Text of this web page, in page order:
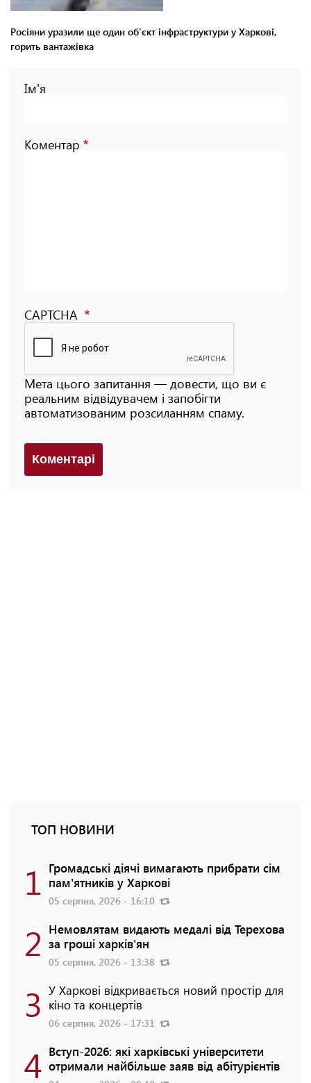
Росіяни уразили ще один об'єкт інфраструктури у Харкові,
горить вантажівка
Ім'я
Коментар
CAPTCHA
Мета цього запитання — довести, що ви є
реальним відвідувачем і запобігти
автоматизованим розсиланням спаму.
Коментарi
ТОП НОВИНИ
1 Громадські діячі вимагають прибрати сім
пам'ятників у Харкові
05 серпня, 2026 - 16:10
2 Немовлятам видають медалі від Терехова
за гроші харків'ян
05 серпня, 2026 - 13:38
3 У Харкові відкривається новий простір для
кіно та концертів
06 серпня, 2026 - 17:31
4 Вступ-2026: які харківські університети
отримали найбільше заяв від абітурієнтів